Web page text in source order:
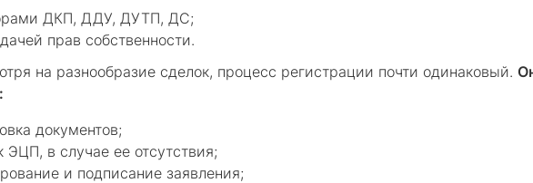
ДКП, ДДУ, ДУТП, ДС;
прав собственности.
на разнообразие сделок, процесс регистрации почти одинаковый.
документов;
ЭЦП, в случае ее отсутствия;
и подписание заявления;